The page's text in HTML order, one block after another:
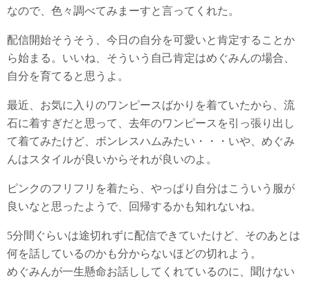
なので、色々調べてみまーすと言ってくれた。
配信開始そうそう、今日の自分を可愛いと肯定することか
ら始まる。いいね、そういう自己肯定はめぐみんの場合、
自分を育てると思うよ。
最近、お気に入りのワンピースばかりを着ていたから、流
石に着すぎだと思って、去年のワンピースを引っ張り出し
て着てみたけど、ボンレスハムみたい・・・いや、めぐみ
んはスタイルが良いからそれが良いのよ。
ピンクのフリフリを着たら、やっぱり自分はこういう服が
良いなと思ったようで、回帰するかも知れないね。
5分間ぐらいは途切れずに配信できていたけど、そのあとは
何を話しているのかも分からないほどの切れよう。
めぐみんが一生懸命お話ししてくれているのに、聞けない